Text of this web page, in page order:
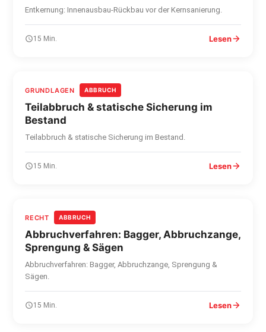
Entkernung: Innenausbau-Rückbau vor der Kernsanierung.
15 Min. Lesen
GRUNDLAGEN ABBRUCH
Teilabbruch & statische Sicherung im
Bestand
Teilabbruch & statische Sicherung im Bestand.
15 Min. Lesen
RECHT ABBRUCH
Abbruchverfahren: Bagger, Abbruchzange,
Sprengung & Sägen
Abbruchverfahren: Bagger, Abbruchzange, Sprengung &
Sägen.
15 Min. Lesen